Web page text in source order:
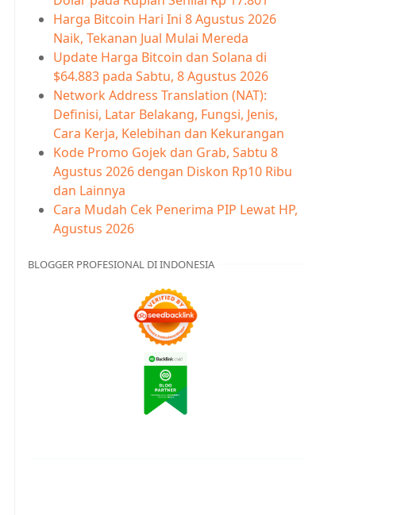
Harga Bitcoin Hari Ini 8 Agustus 2026
Naik, Tekanan Jual Mulai Mereda
Update Harga Bitcoin dan Solana di
$64.883 pada Sabtu, 8 Agustus 2026
Network Address Translation (NAT):
Definisi, Latar Belakang, Fungsi, Jenis,
Cara Kerja, Kelebihan dan Kekurangan
Kode Promo Gojek dan Grab, Sabtu 8
Agustus 2026 dengan Diskon Rp10 Ribu
dan Lainnya
Cara Mudah Cek Penerima PIP Lewat HP,
Agustus 2026
BLOGGER PROFESIONAL DI INDONESIA